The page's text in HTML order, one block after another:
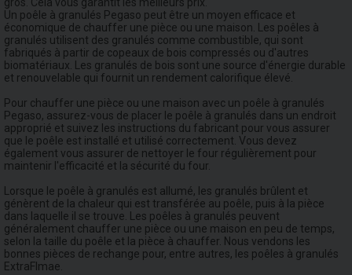
gros. Cela vous garantit les meilleurs prix.
Un poêle à granulés Pegaso peut être un moyen efficace et
économique de chauffer une pièce ou une maison. Les poêles à
granulés utilisent des granulés comme combustible, qui sont
fabriqués à partir de copeaux de bois compressés ou d'autres
biomatériaux. Les granulés de bois sont une source d'énergie durable
et renouvelable qui fournit un rendement calorifique élevé.
Pour chauffer une pièce ou une maison avec un poêle à granulés
Pegaso, assurez-vous de placer le poêle à granulés dans un endroit
approprié et suivez les instructions du fabricant pour vous assurer
que le poêle est installé et utilisé correctement. Vous devez
également vous assurer de nettoyer le four régulièrement pour
maintenir l'efficacité et la sécurité du four.
Lorsque le poêle à granulés est allumé, les granulés brûlent et
génèrent de la chaleur qui est transférée au poêle, puis à la pièce
dans laquelle il se trouve. Les poêles à granulés peuvent
généralement chauffer une pièce ou une maison en peu de temps,
selon la taille du poêle et la pièce à chauffer. Nous vendons les
bonnes pièces de rechange pour, entre autres, les poêles à granulés
ExtraFlmae.